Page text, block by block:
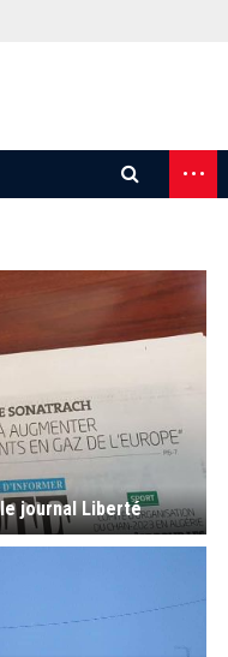
...
journal Liberté